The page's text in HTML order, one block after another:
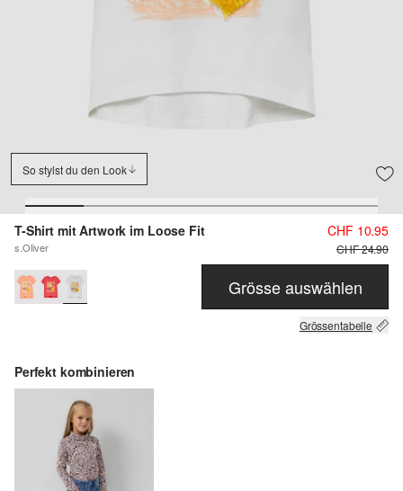
So stylst du den Look
T-Shirt mit Artwork im Loose Fit
s.Oliver
CHF 10.95
CHF 24.90
Grösse auswählen
Grössentabelle
Perfekt kombinieren